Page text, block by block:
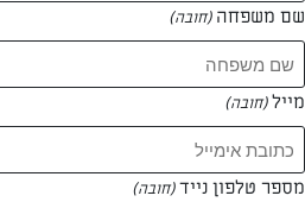
המתכונים של
0 מתכונים
המאמרים של סנדרה דנינו
שם משפחה (חובה)
מייל(חובה)
מספר טלפון נייד(חובה)